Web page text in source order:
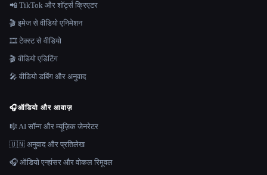
📲 TikTok और शॉर्ट्स क्रिएटर
🎬 इमेज से वीडियो एनिमेशन
🎞️ टेक्स्ट से वीडियो
🎬 वीडियो एडिटिंग
🎤 वीडियो डबिंग और अनुवाद
🎧ऑडियो और आवाज़
🎼 AI सॉन्ग और म्यूज़िक जेनरेटर
🇺🇳 अनुवाद और प्रतिलेख
🎧 ऑडियो एन्हांसर और वोकल रिमूवल